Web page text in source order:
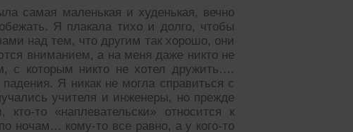
самая маленькая и худенькая, вечно
Я плакала тихо и долго, чтобы
над тем, что другим так хорошо, они
вниманием, а на меня даже никто не
с которым никто не хотел дружить….
Я никак не могла справиться с
учителя и инженеры, но прежде
то «наплевательски» относится к
ночам… кому-то все равно, а у кого-то